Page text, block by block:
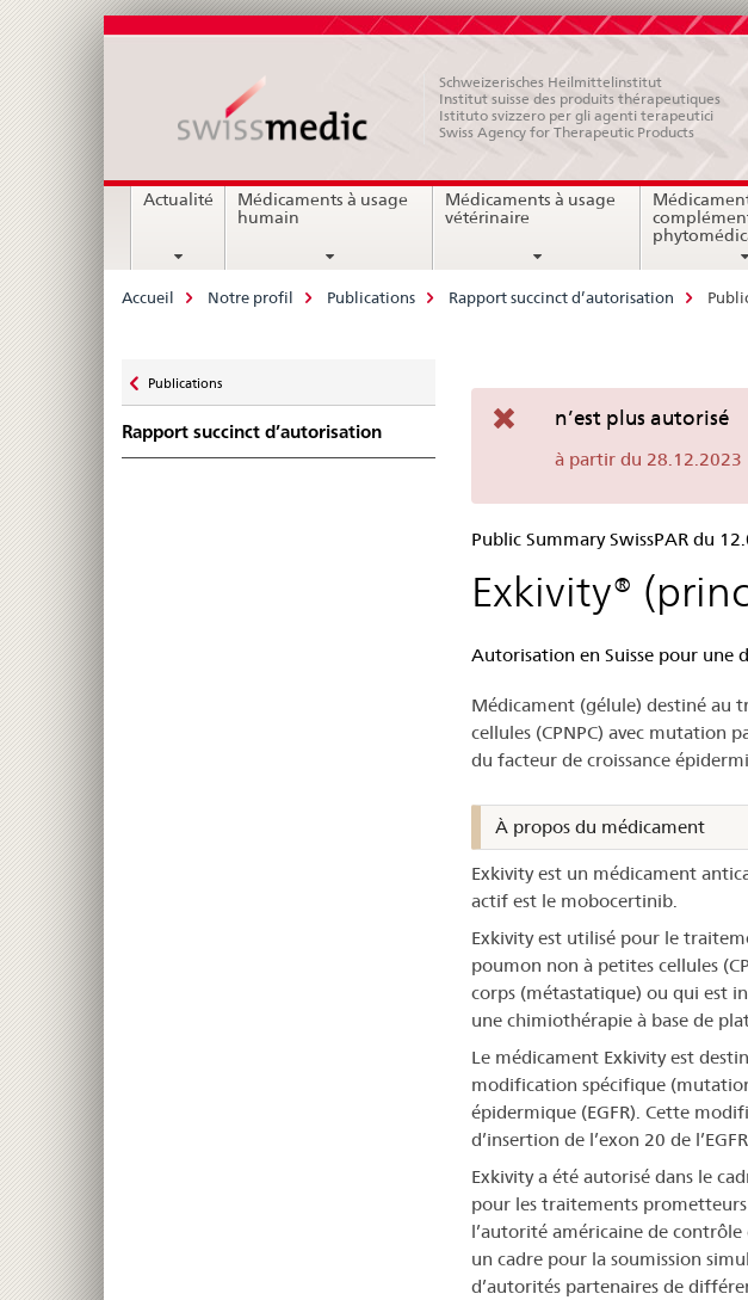
Schweizerisches Heilmittelinstitut
Institut suisse des produits thérapeutiques
Istituto svizzero per gli agenti terapeutici
Swiss Agency for Therapeutic Products
Navigation
Actualité
Médicaments à usage
humain
Médicaments à usage
vétérinaire
Breadcrumb
Accueil Notre profil Publications Rapport succinct d’autorisation
zu
Publications
Rapport succinct d’autorisation
Public
Summary
SwissPAR
–
Exkivity®
n’est plus autorisé
à partir du 28.12.2023
Public Summary SwissPAR du
Exkivity®
Autorisation en Suisse pour une
Médicament (gélule) destiné au
cellules (CPNPC) avec mutation
du facteur de croissance
À propos du médicament
Exkivity est un médicament
actif est le mobocertinib.
Exkivity est utilisé pour le
poumon non à petites cellules
corps (métastatique) ou qui est
une chimiothérapie à base de
Le médicament Exkivity est
modification spécifique
épidermique (EGFR). Cette
d’insertion de l’exon 20 de l’EGFR.
Exkivity a été autorisé dans le
pour les traitements
l’autorité américaine de
un cadre pour la soumission
d’autorités partenaires de